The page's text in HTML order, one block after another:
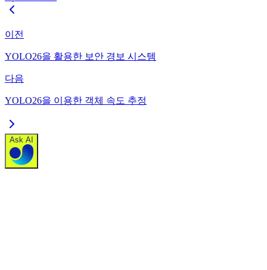
이전
YOLO26을 활용한 보안 경보 시스템
다음
YOLO26을 이용한 객체 속도 추정
Ask AI